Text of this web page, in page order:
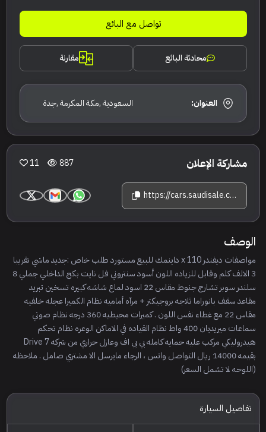
تواصل مع البائع
محادثة البائع مقارنة
العنوان: السعودية ,مكة المكرمة ,جدة
مشاركة الإعلان 887
11
https://cars.saudisale.com/listings/f84R0d/2025-%D9%84%D8%A7%D9%86%D8%AF-%D8%B1%D9%88%D9%81%D8%B1-%D8%AF%D9%8A%D9%81%D9%8A%D9%86%D8%AF%D8%B1-110
الوصف
مواصفات ديفندر x 110 داينمك للبيع مستورد طلب خاص :جديد ماشي تقريبا
3 الالف كلم وقابل للزياده اللون أسود سنتروني فل نايت بكج الداخلي جملي 8
سلندر سوبر تشارج جنوط مقاس 22 اسود لماع شاشه كبيره تسخين تبريد
مقاعد سقف بانوراما ثلاجه بروجيكتر + مرآه أماميه نظام الكميرا عجله خلفيه
مقاس 22 مع غطاء نفس اللون . كميرات محيطيه 360 درجه نظام صوتي
سماعات ميريديان 400 واط نظام القياده في الاماكن الوعره نظام تحكم
هيدروليكي مركب عليه حمايه كامله بي بي اف وعازل حراري من شركه Drive 7
بقيمه 14000 ريال التواصل واتس ، الرجاء مايرسل الا مشتري صامل . ملاحظه
(اللوحه لا تشمل السعر)
تفاصيل السيارة